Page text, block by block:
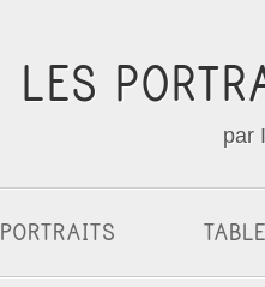
LES
par
PORTRAITS